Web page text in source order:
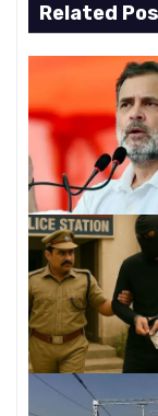
t
a
v
i
g
a
t
Related